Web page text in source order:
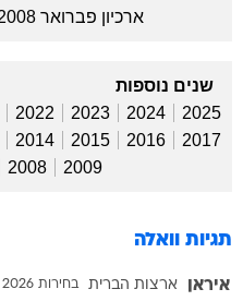
ארכיון פברואר 2008
שנים נוספות
2025
2024
2023
2022
2017
2016
2015
2014
2009
2008
תגיות וואלה
איראן ארצות הברית בחירות 2026